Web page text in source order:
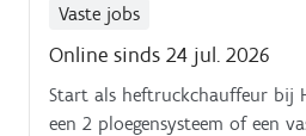
Vaste jobs
Online sinds 24 jul. 2026
Start als heftruckchauffeur bij
een 2 ploegensysteem of een